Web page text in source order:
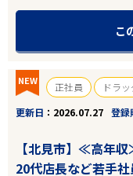
こ
NEW 正社員
ドラ
更新日
2026.07.27 登録
【北見市】≪高年
20代店長など若手